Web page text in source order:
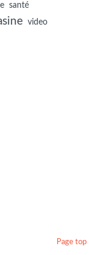
santé
video
Page top